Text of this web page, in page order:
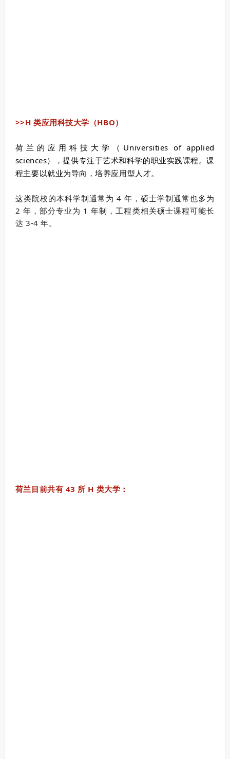
>>H 类应用科技大学（HBO）
荷兰的应用科技大学（Universities of applied
sciences），提供专注于艺术和科学的职业实践课程。课
程主要以就业为导向，培养应用型人才。
这类院校的本科学制通常为 4 年，硕士学制通常也多为
2 年，部分专业为 1 年制，工程类相关硕士课程可能长
达 3-4 年。
荷兰目前共有 43 所 H 类大学：